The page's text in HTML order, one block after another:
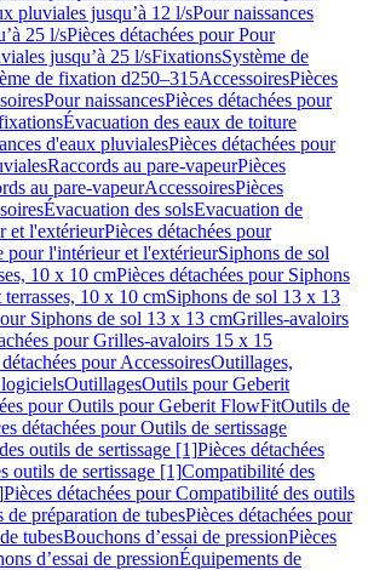
pluviales jusqu’à 12 l/sPour naissances
25 l/sPièces détachées pour Pour
jusqu’à 25 l/sFixationsSystème de
de fixation d250–315AccessoiresPièces
Pour naissancesPièces détachées pour
Évacuation des eaux de toiture
d'eaux pluvialesPièces détachées pour
Raccords au pare-vapeurPièces
au pare-vapeurAccessoiresPièces
Évacuation des solsEvacuation de
et l'extérieurPièces détachées pour
pour l'intérieur et l'extérieurSiphons de sol
10 x 10 cmPièces détachées pour Siphons
10 x 10 cmSiphons de sol 13 x 13
Siphons de sol 13 x 13 cmGrilles-avaloirs
pour Grilles-avaloirs 15 x 15
pour AccessoiresOutillages,
logicielsOutillagesOutils pour Geberit
pour Outils pour Geberit FlowFitOutils de
détachées pour Outils de sertissage
outils de sertissage [1]Pièces détachées
outils de sertissage [1]Compatibilité des
Pièces détachées pour Compatibilité des outils
de préparation de tubesPièces détachées pour
tubesBouchons d’essai de pressionPièces
d’essai de pressionÉquipements de